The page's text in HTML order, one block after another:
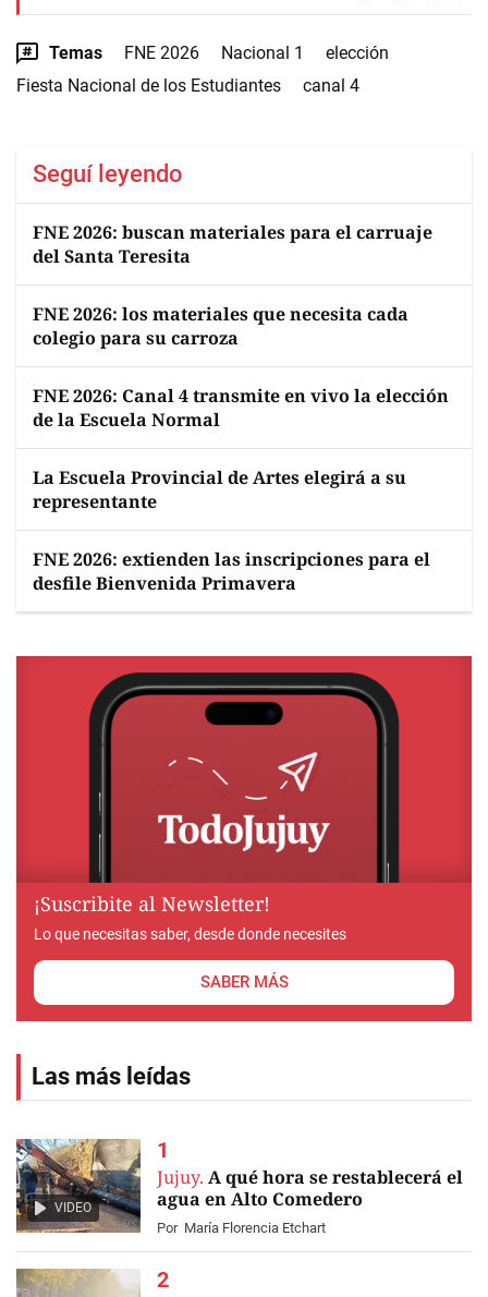
Temas FNE 2026 Nacional 1
elección
Fiesta Nacional de los Estudiantes
canal 4
Seguí leyendo
FNE 2026: buscan materiales para el carruaje
del Santa Teresita
FNE 2026: los materiales que necesita cada
colegio para su carroza
FNE 2026: Canal 4 transmite en vivo la elección
de la Escuela Normal
La Escuela Provincial de Artes elegirá a su
representante
FNE 2026: extienden las inscripciones para el
desfile Bienvenida Primavera
¡Suscribite al Newsletter!
Lo que necesitas saber, desde donde necesites
SABER MÁS
Las más leídas
VIDEO
Jujuy. A qué hora se restablecerá el
agua en Alto Comedero
Por María Florencia Etchart